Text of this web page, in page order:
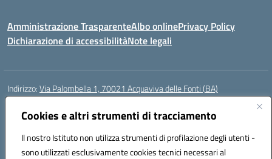
Cookies e altri strumenti di tracciamento
Il nostro Istituto non utilizza strumenti di profilazione degli utenti -
sono utilizzati esclusivamente cookies tecnici necessari al
Amministrazione TrasparenteAlbo onlinePrivacy Policy
Dichiarazione di accessibilitàNote legali
Indirizzo:Via Palombella 1, 70021 Acquaviva delle Fonti (BA)
Centralino:
Posta elettronica certificata (PEC):baic89400e@pec.istruzione.it
Codice fiscale: 91121590722
Codice meccanografico:baic89400e